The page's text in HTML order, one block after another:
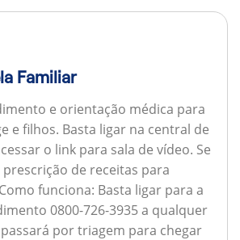
Familiar
e orientação médica para
e filhos. Basta ligar na central de
o link para sala de vídeo. Se
de receitas para
Como funciona: Basta ligar para a
0800-726-3935 a qualquer
por triagem para chegar